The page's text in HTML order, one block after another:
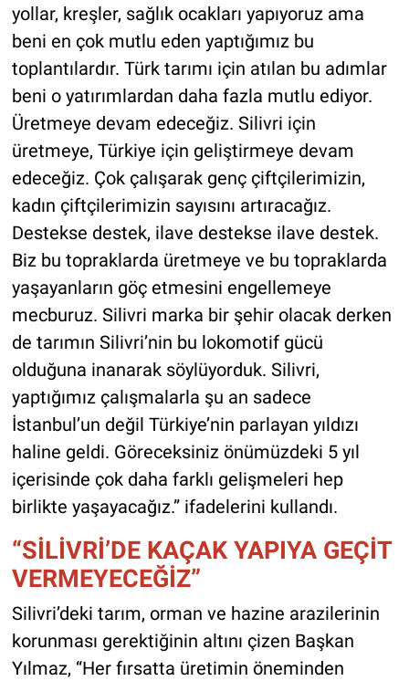
yollar, kreşler, sağlık ocakları yapıyoruz ama
beni en çok mutlu eden yaptığımız bu
toplantılardır. Türk tarımı için atılan bu adımlar
beni o yatırımlardan daha fazla mutlu ediyor.
Üretmeye devam edeceğiz. Silivri için
üretmeye, Türkiye için geliştirmeye devam
edeceğiz. Çok çalışarak genç çiftçilerimizin,
kadın çiftçilerimizin sayısını artıracağız.
Destekse destek, ilave destekse ilave destek.
Biz bu topraklarda üretmeye ve bu topraklarda
yaşayanların göç etmesini engellemeye
mecburuz. Silivri marka bir şehir olacak derken
de tarımın Silivri’nin bu lokomotif gücü
olduğuna inanarak söylüyorduk. Silivri,
yaptığımız çalışmalarla şu an sadece
İstanbul’un değil Türkiye’nin parlayan yıldızı
haline geldi. Göreceksiniz önümüzdeki 5 yıl
içerisinde çok daha farklı gelişmeleri hep
birlikte yaşayacağız.” ifadelerini kullandı.
“SİLİVRİ’DE KAÇAK YAPIYA GEÇİT
VERMEYECEĞİZ”
Silivri’deki tarım, orman ve hazine arazilerinin
korunması gerektiğinin altını çizen Başkan
Yılmaz, “Her fırsatta üretimin öneminden